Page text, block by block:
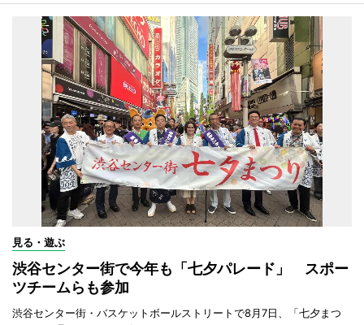
見る・遊ぶ
渋谷センター街で今年も「七夕パレード」 スポー
ツチームらも参加
渋谷センター街・バスケットボールストリートで8月7日、「七夕まつ